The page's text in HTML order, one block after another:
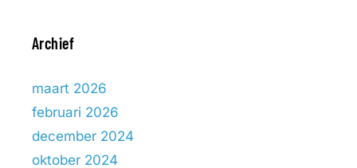
Archief
maart 2026
februari 2026
december 2024
oktober 2024